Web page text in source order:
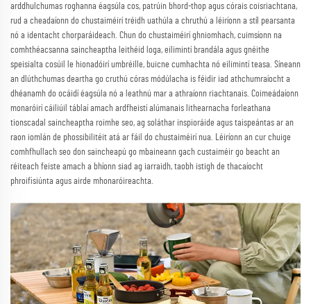
arddhulchumas roghanna éagsúla cos, patrúin bhord-thop agus córais coisriachtana,
rud a cheadaíonn do chustaiméirí tréidh uathúla a chruthú a léiríonn a stíl pearsanta
nó a identacht chorparáideach. Chun do chustaiméirí ghniomhach, cuimsíonn na
comhthéacsanna saincheaptha leithéid loga, eilimintí brandála agus gnéithe
speisialta cosúil le hionadóirí umbréille, buicne cumhachta nó eilimintí teasa. Síneann
an dlúthchumas deartha go cruthú córas módúlacha is féidir iad athchumraíocht a
dhéanamh do ocáidí éagsúla nó a leathnú mar a athraíonn riachtanais. Coimeádaíonn
monaróirí cáiliúil táblaí amach ardfheistí alúmanais lithearnacha forleathana
tionscadal saincheaptha roimhe seo, ag soláthar inspioráide agus taispeántas ar an
raon iomlán de phossibilitéit atá ar fáil do chustaiméirí nua. Léiríonn an cur chuige
comhfhullach seo don saincheapú go mbaineann gach custaiméir go beacht an
réiteach feiste amach a bhíonn siad ag iarraidh, taobh istigh de thacaíocht
phroifisiúnta agus airde mhonaróireachta.